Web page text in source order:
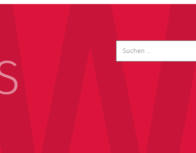
nach: